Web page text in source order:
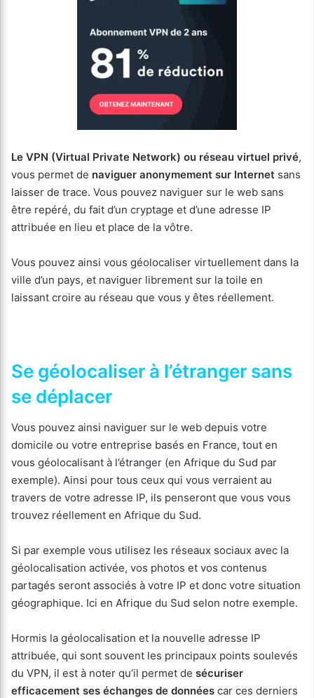
Le VPN (Virtual Private Network) ou réseau virtuel privé,
vous permet de naviguer anonymement sur Internet sans
laisser de trace. Vous pouvez naviguer sur le web sans
être repéré, du fait d’un cryptage et d’une adresse IP
attribuée en lieu et place de la vôtre.
Vous pouvez ainsi vous géolocaliser virtuellement dans la
ville d’un pays, et naviguer librement sur la toile en
laissant croire au réseau que vous y êtes réellement.
Se géolocaliser à l’étranger sans
se déplacer
Vous pouvez ainsi naviguer sur le web depuis votre
domicile ou votre entreprise basés en France, tout en
vous géolocalisant à l’étranger (en Afrique du Sud par
exemple). Ainsi pour tous ceux qui vous verraient au
travers de votre adresse IP, ils penseront que vous vous
trouvez réellement en Afrique du Sud.
Si par exemple vous utilisez les réseaux sociaux avec la
géolocalisation activée, vos photos et vos contenus
partagés seront associés à votre IP et donc votre situation
géographique. Ici en Afrique du Sud selon notre exemple.
Hormis la géolocalisation et la nouvelle adresse IP
attribuée, qui sont souvent les principaux points soulevés
du VPN, il est à noter qu’il permet de sécuriser
efficacement ses échanges de données car ces derniers